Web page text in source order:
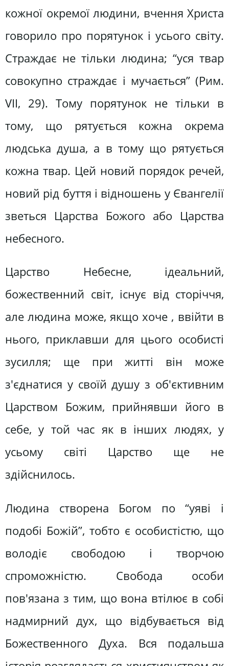
кожної окремої людини, вчення Христа
говорило про порятунок і усього світу.
Страждає не тільки людина; “уся твар
совокупно страждає і мучається” (Рим.
VII, 29). Тому порятунок не тільки в
тому, що рятується кожна окрема
людська душа, а в тому що рятується
кожна твар. Цей новий порядок речей,
новий рід буття і відношень у Євангелії
зветься Царства Божого або Царства
небесного.
Царство Небесне, ідеальний,
божественний світ, існує від сторіччя,
але людина може, якщо хоче , ввійти в
нього, приклавши для цього особисті
зусилля; ще при житті він може
з'єднатися у своїй душу з об'єктивним
Царством Божим, прийнявши його в
себе, у той час як в інших людях, у
усьому світі Царство ще не
здійснилось.
Людина створена Богом по “уяві і
подобі Божій”, тобто є особистістю, що
володіє свободою і творчою
спроможністю. Свобода особи
пов'язана з тим, що вона втілює в собі
надмирний дух, що відбувається від
Божественного Духа. Вся подальша